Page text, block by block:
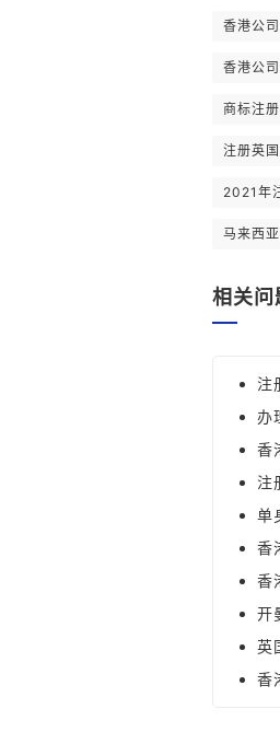
香港公
香港公
商标注
注册英
2021年
马来西
相关问
注
办
香
注
单
香
香
开
英
香